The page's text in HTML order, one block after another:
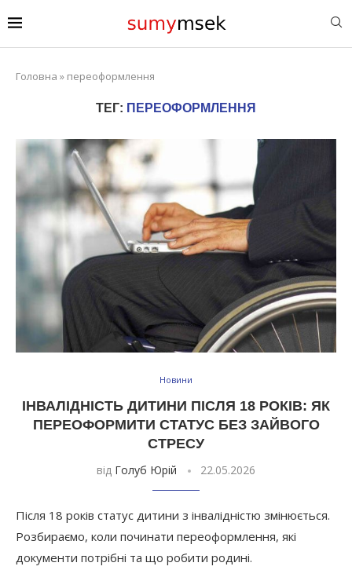
Головна » переоформлення
ТЕГ: ПЕРЕОФОРМЛЕННЯ
Новини
ІНВАЛІДНІСТЬ ДИТИНИ ПІСЛЯ 18 РОКІВ: ЯК
ПЕРЕОФОРМИТИ СТАТУС БЕЗ ЗАЙВОГО
СТРЕСУ
від Голуб Юрій 22.05.2026
Після 18 років статус дитини з інвалідністю змінюється.
Розбираємо, коли починати переоформлення, які
документи потрібні та що робити родині.